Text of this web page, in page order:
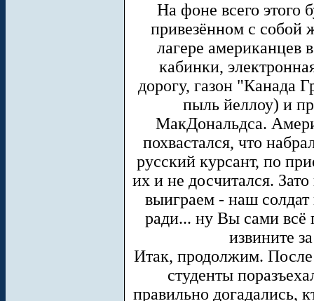
На фоне всего этого
привезённом с собой
лагере американцев
кабинки,
дорогу, газон "Канада
пыль йеллоу) и
МакДональдса.
похвастался, что
русский курсант, по
их и не досчитался.
выиграем - наш
ради... ну Вы сами всё
извините
Итак, продолжим.
студенты
правильно догадались,